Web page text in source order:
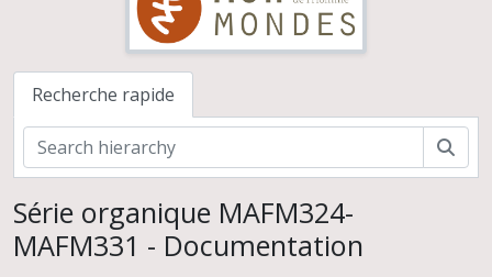
Recherche rapide
Série organique MAFM324-
MAFM331 - Documentation